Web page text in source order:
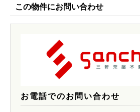
この物件にお問い合わせ
お電話でのお問い合わせ